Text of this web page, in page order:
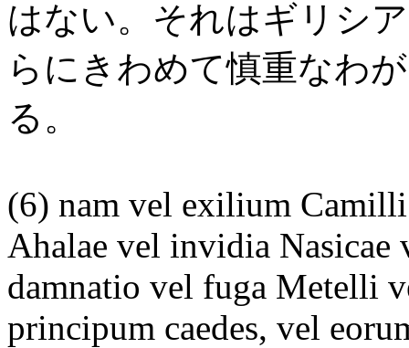
はない。それはギリシ
らにきわめて慎重なわ
る。
(6) nam vel exilium
Ahalae vel invidia
damnatio vel fuga Metelli
principum caedes, vel